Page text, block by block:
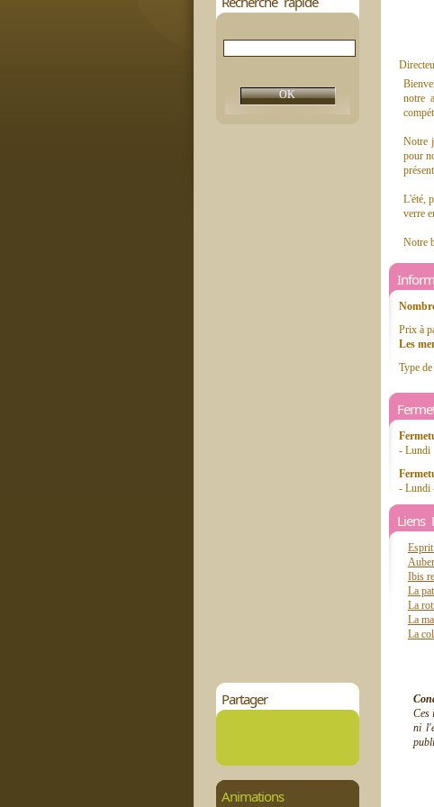
Partager
Animations
notre
Notre
pour
L'été,
verre
Notre
Prix à
Les
Type
- Lundi
- Lundi
Liens
Ibis
La
La
La
La
Ces
ni